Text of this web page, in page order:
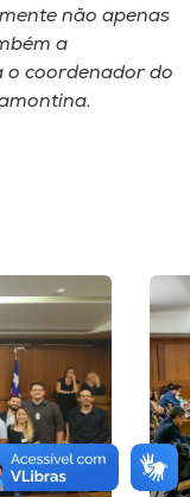
não apenas
a
o coordenador do